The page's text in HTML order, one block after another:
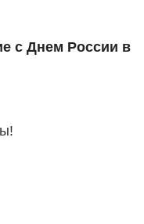
с Днем России в